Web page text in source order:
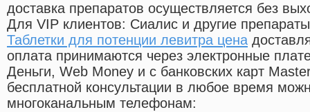
доставка препаратов осуществляется без
Для VIP клиентов: Сиалис и другие
Таблетки для потенции левитра цена
оплата принимаются через электронные
Деньги, Web Money и с банковских карт
бесплатной консультации в любое время
многоканальным телефонам: